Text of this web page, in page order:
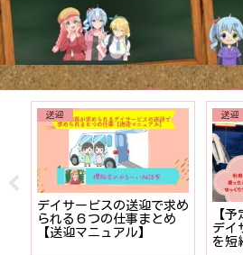
送迎
デイサービスの送迎で求め
られる６つの仕事まとめ
【送迎マニュアル】
送迎
【
デイ
を短